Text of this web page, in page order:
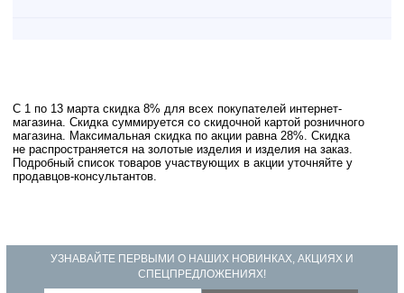
С 1 по 13 марта скидка 8% для всех покупателей интернет-
магазина. Скидка суммируется со скидочной картой розничного
магазина. Максимальная скидка по акции равна 28%. Скидка
не распространяется на золотые изделия и изделия на заказ.
Подробный список товаров участвующих в акции уточняйте у
продавцов-консультантов.
УЗНАВАЙТЕ ПЕРВЫМИ О НАШИХ НОВИНКАХ, АКЦИЯХ И
СПЕЦПРЕДЛОЖЕНИЯХ!